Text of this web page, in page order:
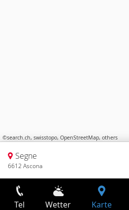
©search.ch, swisstopo, OpenStreetMap, others
Segne
6612 Ascona
Tel Wetter Karte